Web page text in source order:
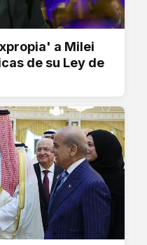
a Milei
de su Ley de